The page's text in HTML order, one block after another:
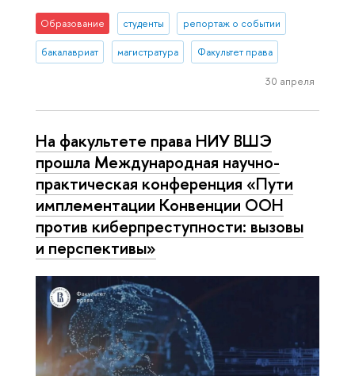
Образование студенты репортаж о событии
бакалавриат магистратура Факультет права
30 апреля
На факультете права НИУ ВШЭ
прошла Международная научно-
практическая конференция «Пути
имплементации Конвенции ООН
против киберпреступности: вызовы
и перспективы»